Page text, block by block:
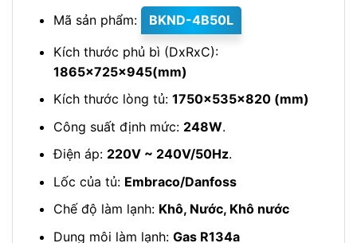
Mã sản phẩm:
BKND-4B50L
Kích thước phủ bì (DxRxC):
1865x725x945(mm)
Kích thước lòng tủ: 1750x535x820 (mm)
Công suất định mức: 248W.
Điện áp: 220V ~ 240V/50Hz.
Lốc của tủ: Embraco/Danfoss
Chế độ làm lạnh: Khô, Nước, Khô nước
Dung môi làm lạnh: Gas R134a